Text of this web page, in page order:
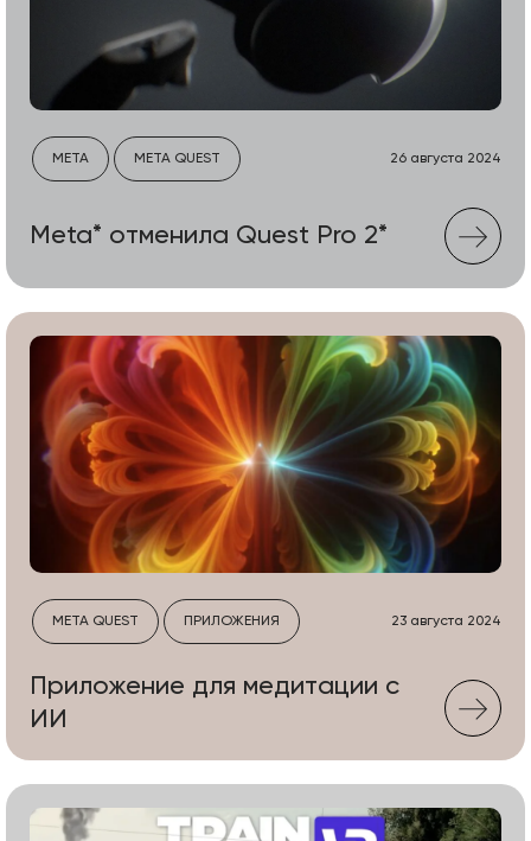
META META QUEST 26 августа 2024
Meta* отменила Quest Pro 2*
META QUEST ПРИЛОЖЕНИЯ 23 августа 2024
Приложение для медитации c
ИИ